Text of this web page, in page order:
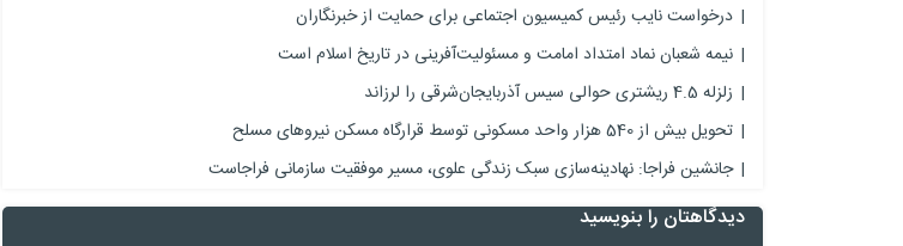
درخواست نایب رئیس کمیسیون اجتماعی برای حمایت از خبرنگاران
نیمه شعبان نماد امتداد امامت و مسئولیت‌آفرینی در تاریخ اسلام است
زلزله 4.5 ریشتری حوالی سیس آذربایجان‌شرقی را لرزاند
تحویل بیش از 540 هزار واحد مسکونی توسط قرارگاه مسکن نیروهای مسلح
جانشین فراجا: نهادینه‌سازی سبک زندگی علوی، مسیر موفقیت سازمانی فراجاست
دیدگاهتان را بنویسید